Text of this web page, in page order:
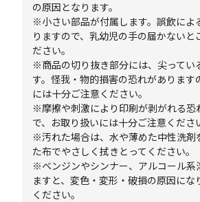
の原因となります。
※小さい部品が付属します。誤飲によ
りますので、乳幼児の手の届かないと
ださい。
※商品の切り抜き部分には、尖ってい
す。怪我・物的損害の恐れがあります
には十分ご注意ください。
※摩擦や刺激により印刷が剥がれる恐
で、お取り扱いには十分ご注意くださ
※汚れた場合は、水や薄めた中性洗剤
た布でやさしく拭きとってください。
※ベンジンやシンナー、アルコール系
ますと、変色・変形・破損の原因にな
ください。